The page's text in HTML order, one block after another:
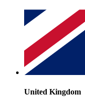
United Kingdom